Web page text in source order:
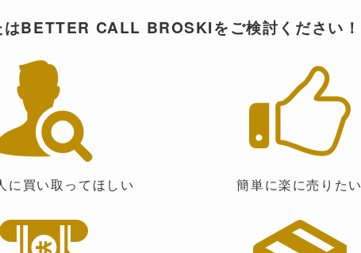
BETTER CALL BROSKIをご検討ください！
に買い取ってほしい 簡単に楽に売りたい